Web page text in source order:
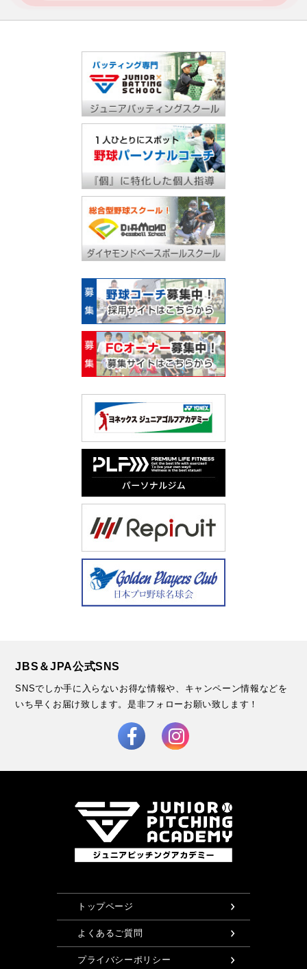
JBS＆JPA公式SNS
SNSでしか手に入らないお得な情報や、キャンペーン情報などを
いち早くお届け致します。是非フォローお願い致します！
トップページ
よくあるご質問
プライバシーポリシー